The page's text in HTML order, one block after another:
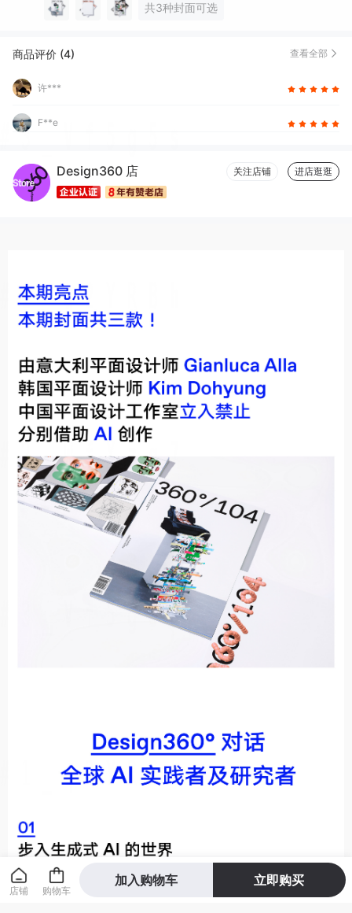
共3种封面可选
商品评价 (4) 查看全部
许***
F**e
Design360 店 关注店铺 进店逛逛
店铺 购物车
加入购物车 立即购买